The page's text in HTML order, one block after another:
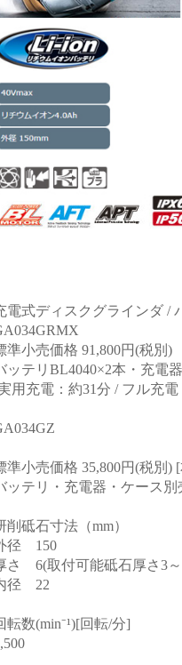
電式ディスクグラインダ /
準小売価格 91,800円(税別)
ッテリBL4040×2本・充電
用充電：約31分 / フル充
準小売価格 35,800円(税別)
ッテリ・充電器・ケース別
削砥石寸法（mm）
径 150
さ 6(取付可能砥石厚さ3
径 22
転数(min⁻¹)[回転/分]